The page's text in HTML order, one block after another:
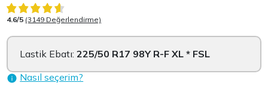
4.6/5 (3149 Değerlendirme)
Lastik Ebatı:225/50 R17 98Y R-F XL * FSL
Nasıl seçerim?